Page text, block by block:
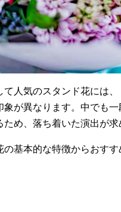
人気のスタンド花には
象が異なります。中でも
め、落ち着いた演出が求
基本的な特徴からおす